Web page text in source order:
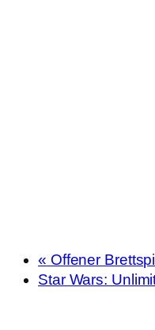
« Offener
Star Wars: